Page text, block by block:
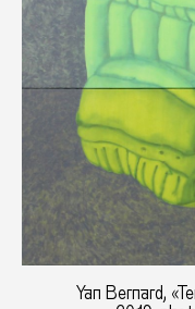
Yan Bernard,